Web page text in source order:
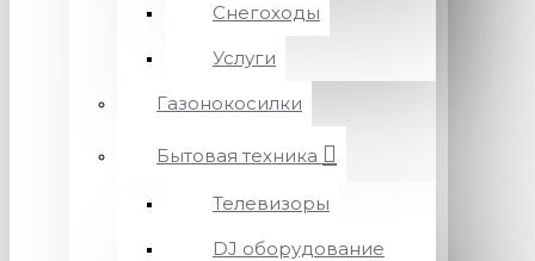
Снегоходы
Услуги
Газонокосилки
Бытовая техника
Телевизоры
DJ оборудование